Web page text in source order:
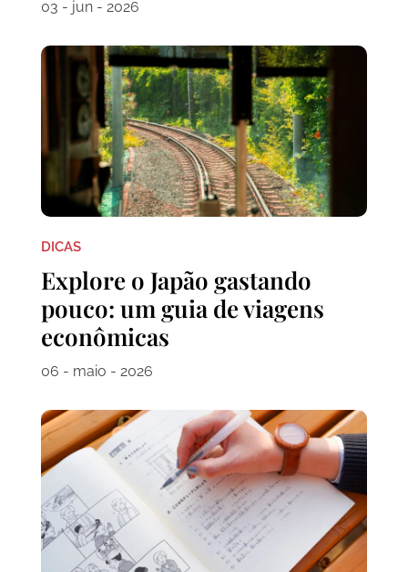
03 - jun - 2026
DICAS
Explore o Japão gastando
pouco: um guia de viagens
econômicas
06 - maio - 2026